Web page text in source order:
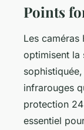
Points
Les
optimisent la
infrarouges
protection
essentiel